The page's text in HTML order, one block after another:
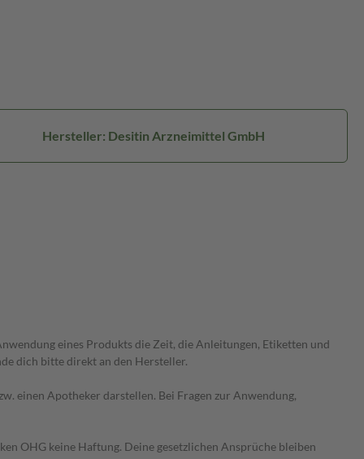
Hersteller: Desitin Arzneimittel GmbH
eines Produkts die Zeit, die Anleitungen, Etiketten und
dich bitte direkt an den Hersteller.
einen Apotheker darstellen. Bei Fragen zur Anwendung,
OHG keine Haftung. Deine gesetzlichen Ansprüche bleiben